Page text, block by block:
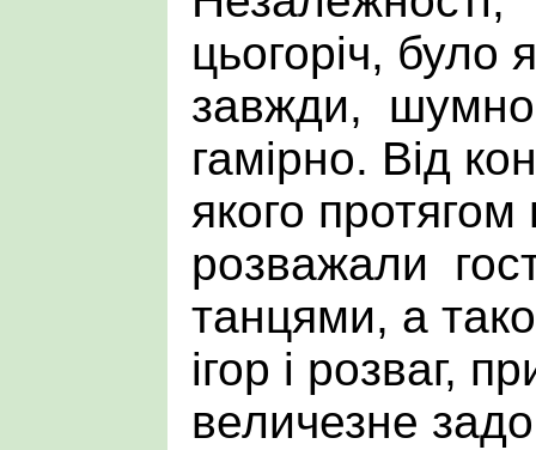
цьогоріч, було
завжди, шумно
гамірно. Від
якого
розважали
танцями, а
ігор і розваг,
величезне